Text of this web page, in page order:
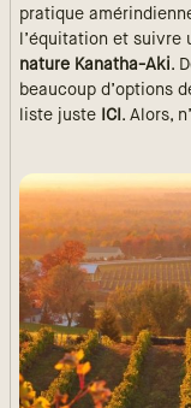
pratique
l’équitation et suivre
nature Kanatha-Aki.
beaucoup d’options
liste juste ICI . Alors,